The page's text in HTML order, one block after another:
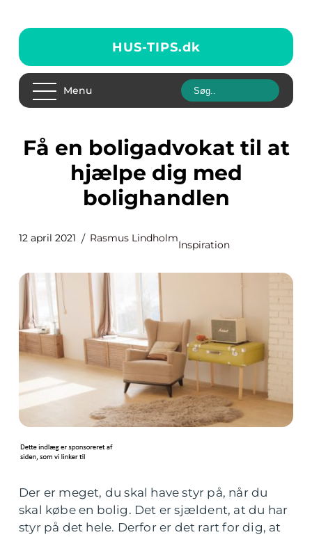
HUS-TIPS.dk
Menu
Få en boligadvokat til at
hjælpe dig med
bolighandlen
12 april 2021 Rasmus Lindholm
Inspiration
Der er meget, du skal have styr på, når du
skal købe en bolig. Det er sjældent, at du har
styr på det hele. Derfor er det rart for dig, at